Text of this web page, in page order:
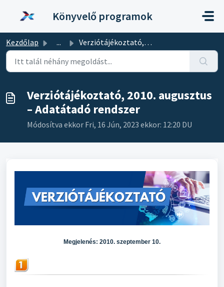
Könyvelő programok
Kezdőlap ... Verziótájékoztató, 2010. augusztus – Adatátadó rendszer
Verziótájékoztató, 2010. augusztus
– Adatátadó rendszer
Módosítva ekkor Fri, 16 Jún, 2023 ekkor: 12:20 DU
Megjelenés: 2010. szeptember 10.